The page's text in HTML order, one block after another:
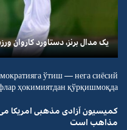
یک مدال برنز، دستاورد کاروان ورزشی
ўтиш — нега сиёсий
ҳокимиятдан қўрқишмоқда?
کمیسیون آزادی مذهبی امریکا
مذاهب است